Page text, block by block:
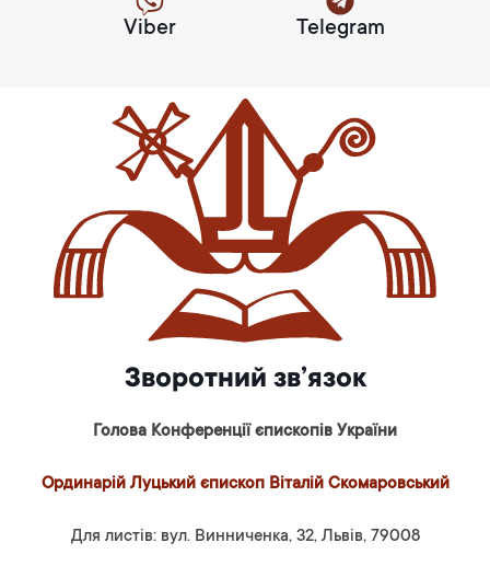
Viber Telegram
Зворотний зв’язок
Голова Конференції єпископів України
Ординарій Луцький єпископ Віталій Скомаровський
Для листів: вул. Винниченка, 32, Львів, 79008